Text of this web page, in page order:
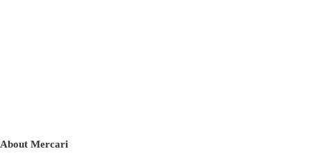
About Mercari